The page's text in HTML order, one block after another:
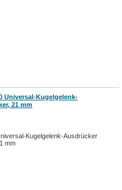
Universal-Kugelgelenk-
21 mm
Kugelgelenk-Ausdrücker
mm